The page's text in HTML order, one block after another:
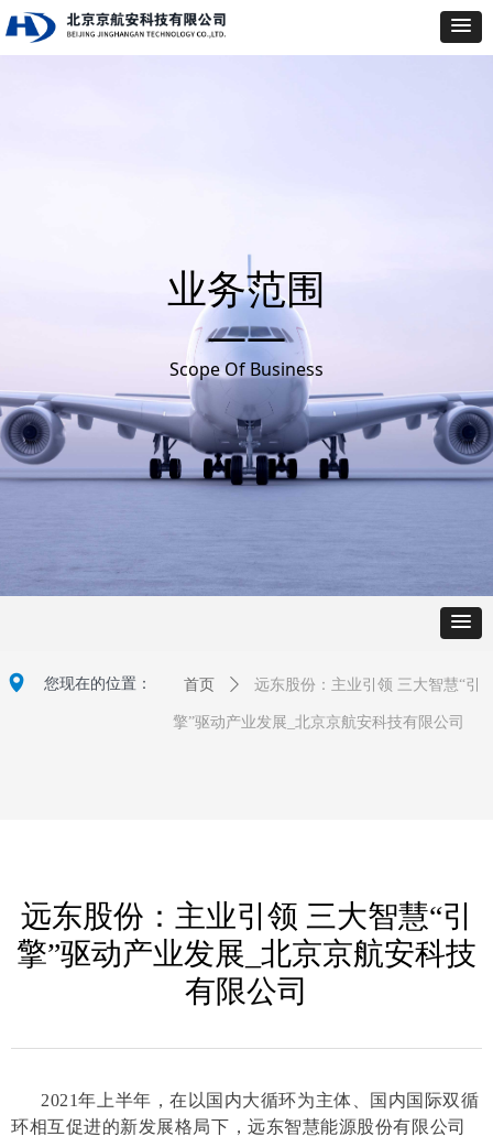
业务范围
——
Scope Of Business
넹 您现在的位置： 首页 ꄲ 远东股份：主业引领 三大智慧“引
擎”驱动产业发展_北京京航安科技有限公司
远东股份：主业引领 三大智慧“引
擎”驱动产业发展_北京京航安科技
有限公司
2021年上半年，在以国内大循环为主体、国内国际双循
环相互促进的新发展格局下，远东智慧能源股份有限公司